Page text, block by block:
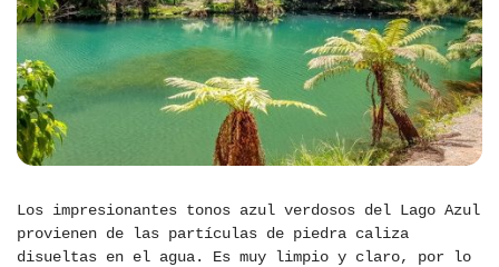
Los impresionantes tonos azul verdosos del Lago Azul
provienen de las partículas de piedra caliza
disueltas en el agua. Es muy limpio y claro, por lo